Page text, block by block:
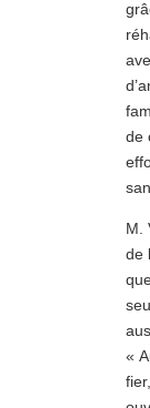
de
M.
de
«